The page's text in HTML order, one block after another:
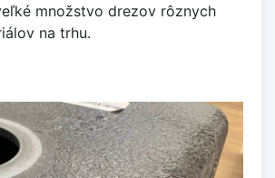
množstvo drezov rôznych
na trhu.